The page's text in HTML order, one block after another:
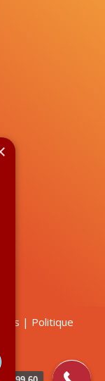
| Politique